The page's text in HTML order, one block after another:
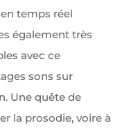
temps réel
également très
avec ce
sons sur
Une quête de
la prosodie, voire à